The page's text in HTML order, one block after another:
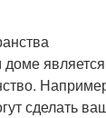
сделать